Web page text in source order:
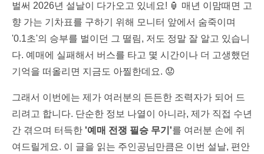
벌써 2026년 설날이 다가오고 있네요! 🏮 매년 이맘때면 고
향 가는 기차표를 구하기 위해 모니터 앞에서 숨죽이며
'0.1초'의 승부를 벌이던 그 떨림, 저도 정말 잘 알고 있습니
다. 예매에 실패해서 버스를 타고 몇 시간이나 더 고생했던
기억을 떠올리면 지금도 아찔한데요. 😟
그래서 이번에는 제가 여러분의 든든한 조력자가 되어 드
리려고 합니다. 단순한 정보 나열이 아니라, 제가 직접 수년
간 겪으며 터득한 '예매 전쟁 필승 무기'를 여러분 손에 쥐
여드릴게요. 이 글을 읽는 주인공님만큼은 이번 설날, 편안